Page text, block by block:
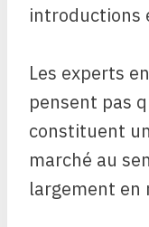
introductions
Les experts
pensent pas
constituent
marché au
largement en